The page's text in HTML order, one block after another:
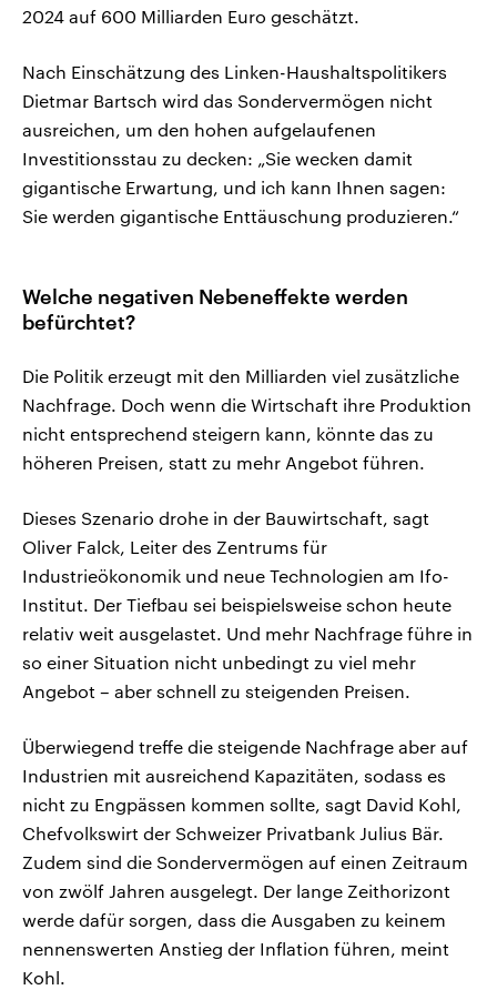
2024 auf 600 Milliarden Euro geschätzt.
Nach Einschätzung des Linken-Haushaltspolitikers
Dietmar Bartsch wird das Sondervermögen nicht
ausreichen, um den hohen aufgelaufenen
Investitionsstau zu decken: „Sie wecken damit
gigantische Erwartung, und ich kann Ihnen sagen:
Sie werden gigantische Enttäuschung produzieren.“
Welche negativen Nebeneffekte werden
befürchtet?
Die Politik erzeugt mit den Milliarden viel zusätzliche
Nachfrage. Doch wenn die Wirtschaft ihre Produktion
nicht entsprechend steigern kann, könnte das zu
höheren Preisen, statt zu mehr Angebot führen.
Dieses Szenario drohe in der Bauwirtschaft, sagt
Oliver Falck, Leiter des Zentrums für
Industrieökonomik und neue Technologien am Ifo-
Institut. Der Tiefbau sei beispielsweise schon heute
relativ weit ausgelastet. Und mehr Nachfrage führe in
so einer Situation nicht unbedingt zu viel mehr
Angebot – aber schnell zu steigenden Preisen.
Überwiegend treffe die steigende Nachfrage aber auf
Industrien mit ausreichend Kapazitäten, sodass es
nicht zu Engpässen kommen sollte, sagt David Kohl,
Chefvolkswirt der Schweizer Privatbank Julius Bär.
Zudem sind die Sondervermögen auf einen Zeitraum
von zwölf Jahren ausgelegt. Der lange Zeithorizont
werde dafür sorgen, dass die Ausgaben zu keinem
nennenswerten Anstieg der Inflation führen, meint
Kohl.